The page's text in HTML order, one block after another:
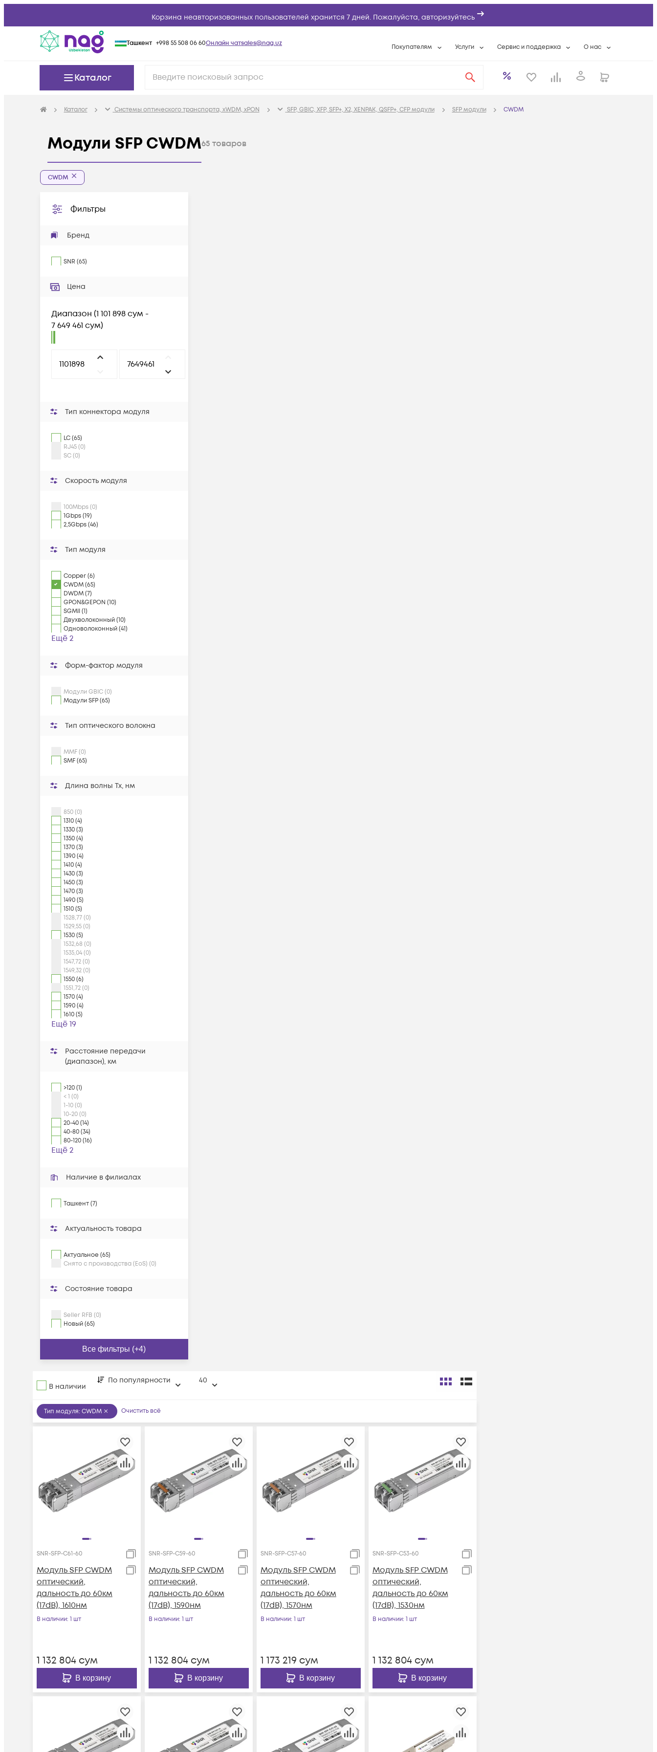
Корзина неавторизованных пользователей хранится 7 дней. Пожалуйста, авторизуйтесь
Ташкент +998 55 508 06 60Онлайн чатsales@nag.uz Покупателям
Вопросы и ответы
Услуги
Расширенная гарантия
Сервис и поддержка
Разовые выездные работы
О нас
Контактная
Каталог
Каталог Системы оптического транспорта, xWDM, xPON SFP, GBIC, XFP, SFP+, X2, XENPAK, QSFP+, CFP модули SFP модули CWDM
Модули SFP CWDM65 товаров
Фильтры
Бренд
SNR (65)
Цена
Диапазон (1 101 898 сум -
7 649 461 сум)
Тип коннектора модуля
LC (65)
RJ45 (0)
SC (0)
Скорость модуля
100Mbps (0)
1Gbps (19)
2,5Gbps (46)
Тип модуля
Copper (6)
CWDM (65)
DWDM (7)
GPON&GEPON (10)
SGMII (1)
Двухволоконный (10)
Одноволоконный (41)
Ещё 2
Форм-фактор модуля
Модули GBIC (0)
Модули SFP (65)
Тип оптического волокна
MMF (0)
SMF (65)
Длина волны Tx, нм
850 (0)
1310 (4)
1330 (3)
1350 (4)
1370 (3)
1390 (4)
1410 (4)
1430 (3)
1450 (3)
1470 (3)
1490 (5)
1510 (5)
1528,77 (0)
1529,55 (0)
1530 (5)
1532,68 (0)
1535,04 (0)
1547,72 (0)
1549,32 (0)
1550 (6)
1551,72 (0)
1570 (4)
1590 (4)
1610 (5)
Ещё 19
Расстояние передачи
(диапазон), км
>120 (1)
< 1 (0)
1-10 (0)
10-20 (0)
20-40 (14)
40-80 (34)
80-120 (16)
Ещё 2
Наличие в филиалах
Ташкент (7)
Актуальность товара
Актуальное (65)
Снято с производства (EoS) (0)
Состояние товара
Seller RFB (0)
Новый (65)
Все фильтры (+4)
CWDM
В наличии
По популярности 40
Тип модуля: CWDM Очистить всё
SNR-SFP-C61-60
Модуль SFP CWDM
оптический,
дальность до 60км
(17dB), 1610нм
В наличии: 1 шт
1 132 804 сум
В корзину
SNR-SFP-C59-60
Модуль SFP CWDM
оптический,
дальность до 60км
(17dB), 1590нм
В наличии: 1 шт
1 132 804сум
В корзину
SNR-SFP-C57-60
Модуль SFP CWDM
оптический,
дальность до 60км
(17dB), 1570нм
В наличии: 1 шт
1 173 219 сум
В корзину
SNR-SFP-C53-60
Модуль SFP CWDM
оптический,
дальность до 60км
(17dB), 1530нм
В наличии: 1 шт
1 132 804сум
В корзину